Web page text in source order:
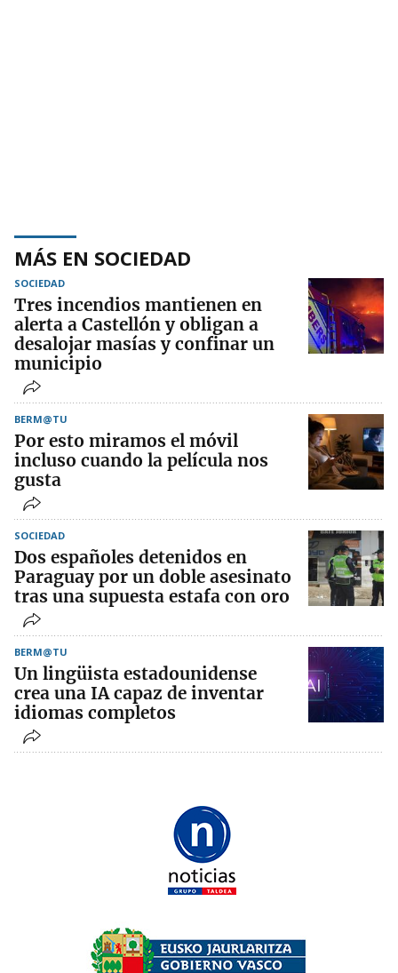
MÁS EN SOCIEDAD
SOCIEDAD
Tres incendios mantienen en
alerta a Castellón y obligan a
desalojar masías y confinar un
municipio
BERM@TU
Por esto miramos el móvil
incluso cuando la película nos
gusta
SOCIEDAD
Dos españoles detenidos en
Paraguay por un doble asesinato
tras una supuesta estafa con oro
BERM@TU
Un lingüista estadounidense
crea una IA capaz de inventar
idiomas completos